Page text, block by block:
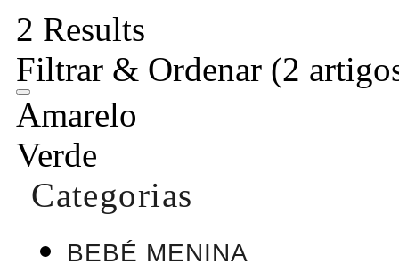
2 Results
Filtrar & Ordenar (2
Amarelo
Verde
Categorias
BEBÉ MENINA